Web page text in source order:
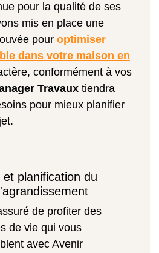
pour la qualité de ses
mis en place une
pour optimiser
dans votre maison en
conformément à vos
Travaux tiendra
pour mieux planifier
planification du
de profiter des
de vie qui vous
avec Avenir